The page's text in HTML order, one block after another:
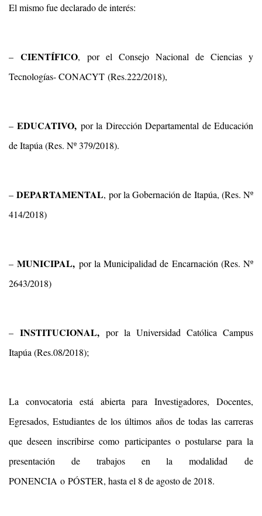
El mismo fue declarado de interés:
– CIENTÍFICO, por el Consejo Nacional de Ciencias y
Tecnologías- CONACYT (Res.222/2018),
–EDUCATIVO, por la Dirección Departamental de Educación
de Itapúa (Res. Nº 379/2018).
–DEPARTAMENTAL, por la Gobernación de Itapúa, (Res. Nº
414/2018)
–MUNICIPAL, por la Municipalidad de Encarnación (Res. Nº
2643/2018)
– INSTITUCIONAL, por la Universidad Católica Campus
Itapúa (Res.08/2018);
La convocatoria está abierta para Investigadores, Docentes,
Egresados, Estudiantes de los últimos años de todas las carreras
que deseen inscribirse como participantes o postularse para la
presentación de trabajos en la modalidad de
PONENCIA o PÓSTER, hasta el 8 de agosto de 2018.